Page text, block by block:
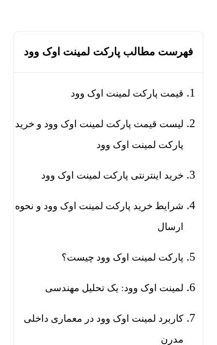
فهرست مطالب پارکت لمینت اوک وود
قیمت پارکت لمینت اوک وود
لیست قیمت پارکت لمینت اوک وود و خرید
پارکت لمینت اوک وود
خرید اینترنتی پارکت لمینت اوک وود
شرایط خرید پارکت لمینت اوک وود و نحوه
ارسال
پارکت لمینت اوک وود چیست؟
لمینت اوک وود: یک تحلیل مهندسی
کاربرد لمینت اوک وود در معماری داخلی
مدرن